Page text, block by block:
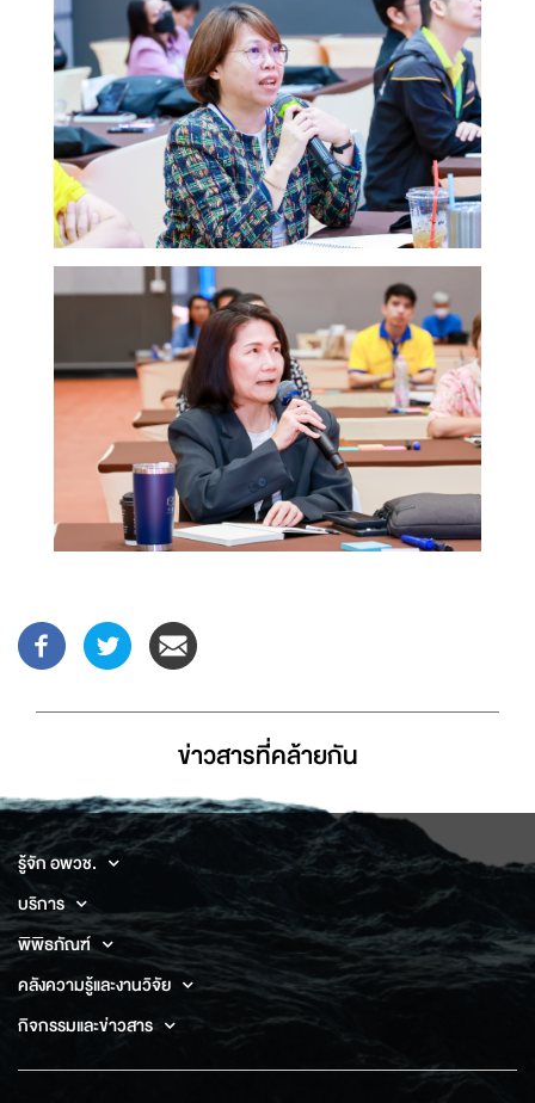
ข่าวสารที่่คล้ายกัน
รู้จัก อพวช.
บริการ
พิพิธภัณฑ์
คลังความรู้และงานวิจัย
กิจกรรมและข่าวสาร